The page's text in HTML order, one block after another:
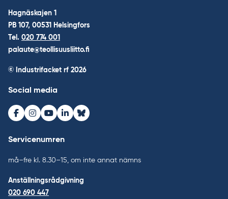
Hagnäskajen 1
PB 107, 00531 Helsingfors
Tel. 020 774 001
palaute@teollisuusliitto.fi
© Industrifacket rf 2026
Social media
Facebook
Instagram
Youtube
LinkedInBluesky
Servicenumren
må–fre kl. 8.30–15, om inte annat nämns
Anställningsrådgivning
020 690 447